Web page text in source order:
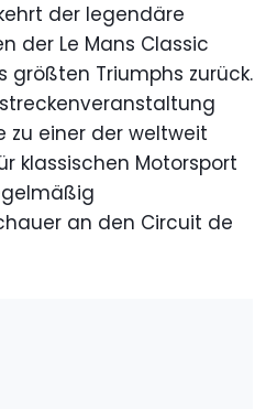
der legendäre
der Le Mans Classic
größten Triumphs zurück.
zu einer der weltweit
klassischen Motorsport
an den Circuit de